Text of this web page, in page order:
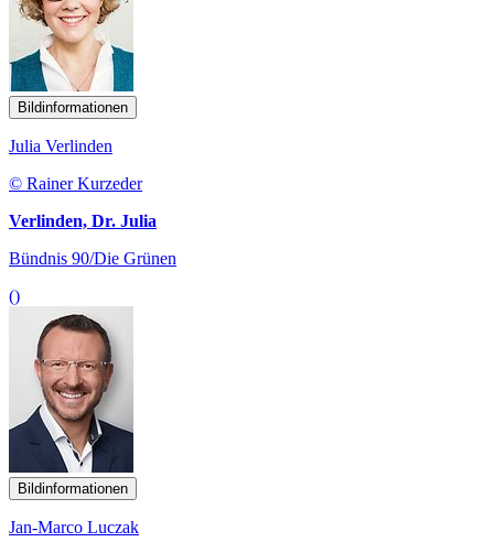
Bildinformationen
Julia Verlinden
© Rainer Kurzeder
Verlinden, Dr. Julia
Bündnis 90/Die Grünen
()
Bildinformationen
Jan-Marco Luczak